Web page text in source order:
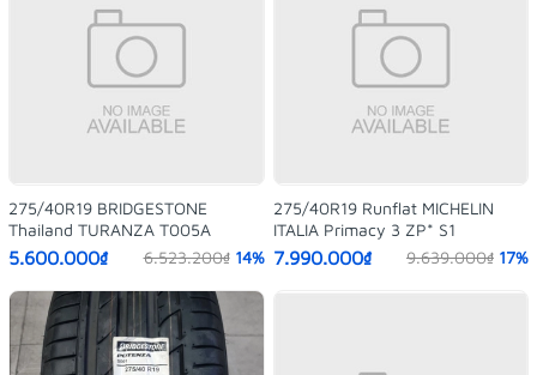
275/40R19 BRIDGESTONE
Thailand TURANZA T005A
5.600.000₫ 6.523.200₫ 14%
275/40R19 Runflat MICHELIN
ITALIA Primacy 3 ZP* S1
7.990.000₫ 9.639.000₫ 17%